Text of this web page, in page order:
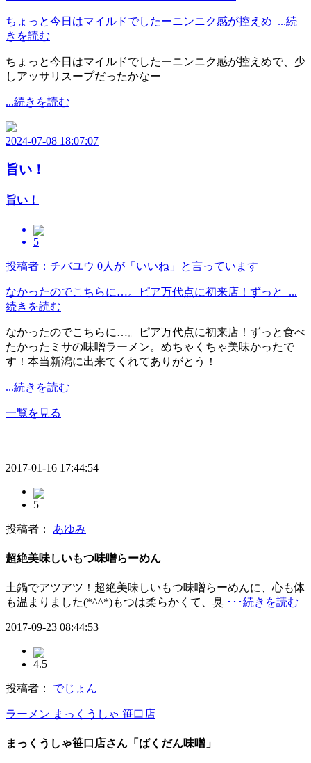
ちょっと今日はマイルドでしたーニンニク感が控えめ ...続
きを読む
ちょっと今日はマイルドでしたーニンニク感が控えめで、少
しアッサリスープだったかなー
...続きを読む
2024-07-08 18:07:07
旨い！
旨い！
5
投稿者：チバユウ 0人が「いいね」と言っています
なかったのでこちらに…。ピア万代点に初来店！ずっと ...
続きを読む
なかったのでこちらに…。ピア万代点に初来店！ずっと食べ
たかったミサの味噌ラーメン。めちゃくちゃ美味かったで
す！本当新潟に出来てくれてありがとう！
...続きを読む
一覧を見る
2017-01-16 17:44:54
5
投稿者： あゆみ
超絶美味しいもつ味噌らーめん
土鍋でアツアツ！超絶美味しいもつ味噌らーめんに、心も体
も温まりました(*^^*)もつは柔らかくて、臭 ･･･続きを読む
2017-09-23 08:44:53
4.5
投稿者： でじょん
ラーメン まっくうしゃ 笹口店
まっくうしゃ笹口店さん「ばくだん味噌」